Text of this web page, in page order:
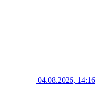
04.08.2026, 14:16